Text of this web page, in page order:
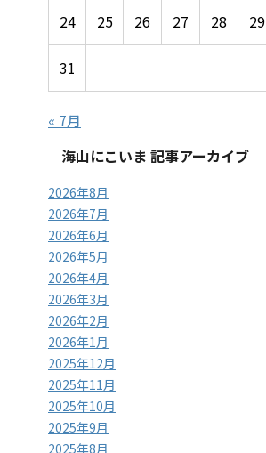
24 25 26 27 28 29
31
« 7月
海山にこいま 記事アーカイブ
2026年8月
2026年7月
2026年6月
2026年5月
2026年4月
2026年3月
2026年2月
2026年1月
2025年12月
2025年11月
2025年10月
2025年9月
2025年8月